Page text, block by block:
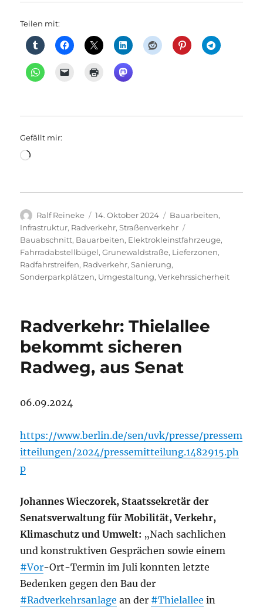
Teilen mit:
Gefällt mir:
Wird
Autor
Ralf Reineke
Veröffentlicht
am
14. Oktober 2024 Kategorien
Bauarbeiten,
Infrastruktur, Radverkehr,Straßenverkehr
Bauabschnitt, Bauarbeiten, Elektrokleinstfahrzeuge,
Fahrradabstellbügel,Grunewaldstraße, Lieferzonen,
Radfahrstreifen, Radverkehr,Sanierung,
Sonderparkplätzen, Umgestaltung,Verkehrssicherheit
Radverkehr: Thielallee
bekommt sicheren
Radweg, aus Senat
06.09.2024
https://www.berlin.de/sen/uvk/presse/pressem
itteilungen/2024/pressemitteilung.1482915.ph
p
Johannes Wieczorek, Staatssekretär der
Senatsverwaltung für Mobilität, Verkehr,
Klimaschutz und Umwelt: „Nach sachlichen
und konstruktiven Gesprächen sowie einem
#Vor-Ort-Termin im Juli konnten letzte
Bedenken gegen den Bau der
#Radverkehrsanlage an der #Thielallee in